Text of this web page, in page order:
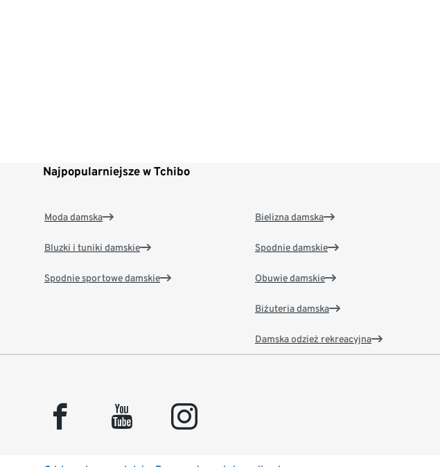
Najpopularniejsze w Tchibo
Moda damska
Bluzki i tuniki damskie
Spodnie sportowe damskie
Bielizna damska
Spodnie damskie
Obuwie damskie
Biżuteria damska
Damska odzież rekreacyjna
facebook youtube instagram